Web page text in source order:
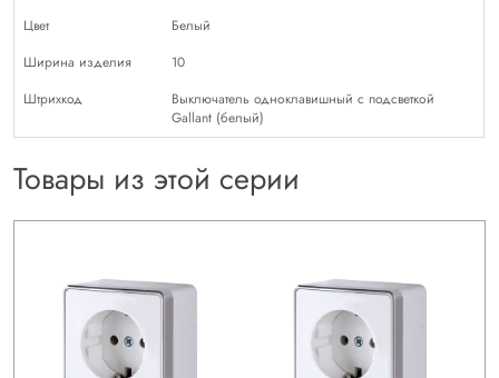
Цвет
Белый
Ширина изделия
10
Штрихкод
Выключатель одноклавишный с подсветкой
Gallant (белый)
Товары из этой серии